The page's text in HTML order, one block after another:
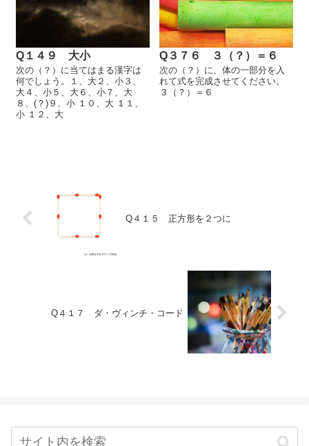
Q１４９ 大小
次の（？）に当てはまる漢字は
何でしょう。１、大２、小３、
大４、小５、大６、小７、大
８、(？)９、小 １０、大 １１、
小 １２、大
Q３７６ ３（？）＝６
次の（？）に、体の一部分を入
れて式を完成させてください。
３（？）＝６
Q４１５ 正方形を２つに
Q４１７ ダ・ヴィンチ・コード